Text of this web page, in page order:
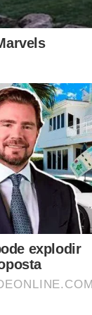
na
censura,
esse
do povo
alvorada-a-